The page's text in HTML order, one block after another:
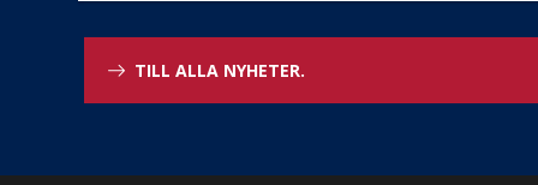
TILL ALLA NYHETER.